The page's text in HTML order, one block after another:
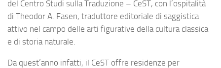
del Centro Studi sulla Traduzione – CeST, con l’ospitalità
di Theodor A. Fasen, traduttore editoriale di saggistica
attivo nel campo delle arti figurative della cultura classica
e di storia naturale.
Da quest’anno infatti, il CeST offre residenze per